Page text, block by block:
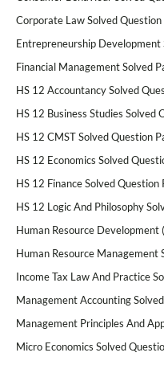
Corporate Law Solved Question
Entrepreneurship Development
Financial Management Solved
HS 12 Accountancy Solved
HS 12 Business Studies Solved
HS 12 CMST Solved Question
HS 12 Economics Solved
HS 12 Finance Solved Question
HS 12 Logic And Philosophy
Human Resource Development
Human Resource Management
Income Tax Law And Practice
Management Accounting
Management Principles And
Micro Economics Solved